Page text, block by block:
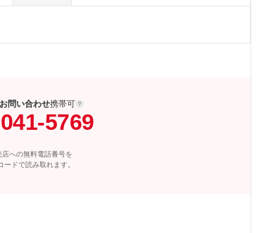
問い合わせ携帯可
5769
店への無料電話番号を
ードで読み取れます。